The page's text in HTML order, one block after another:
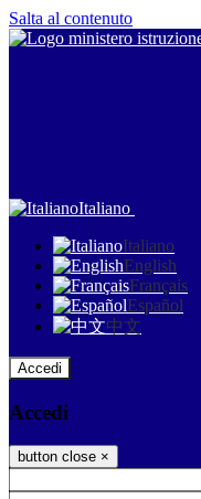
Salta al contenuto
Italiano
Italiano
English
Français
Español
中文
Accedi
Accedi
button close ×